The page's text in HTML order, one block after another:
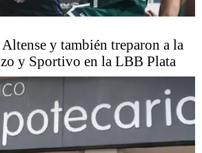
y también treparon a la
y Sportivo en la LBB Plata